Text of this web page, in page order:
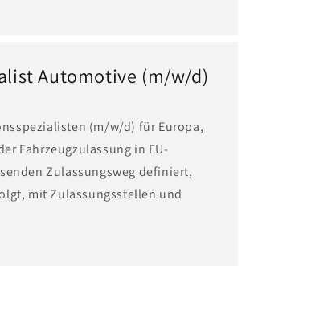
Automotive (m/w/d)
(m/w/d) für Europa,
Fahrzeugzulassung in EU-
Zulassungsweg definiert,
mit Zulassungsstellen und